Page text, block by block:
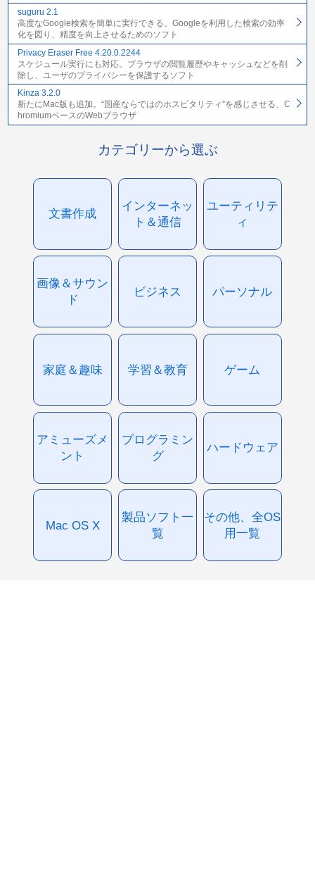
suguru 2.1
高度なGoogle検索を簡単に実行できる。Googleを利用した検索の効率
化を図り、精度を向上させるためのソフト
Privacy Eraser Free 4.20.0.2244
スケジュール実行にも対応。ブラウザの閲覧履歴やキャッシュなどを削
除し、ユーザのプライバシーを保護するソフト
Kinza 3.2.0
新たにMac版も追加。“国産ならではのホスピタリティ”を感じさせる、C
hromiumベースのWebブラウザ
カテゴリーから選ぶ
文書作成
インターネッ
ト＆通信
ユーティリテ
ィ
画像＆サウン
ド
ビジネス パーソナル
家庭＆趣味 学習＆教育 ゲーム
アミューズメ
ント
プログラミン
グ
ハードウェア
Mac OS X
製品ソフト一
覧
その他、全OS
用一覧